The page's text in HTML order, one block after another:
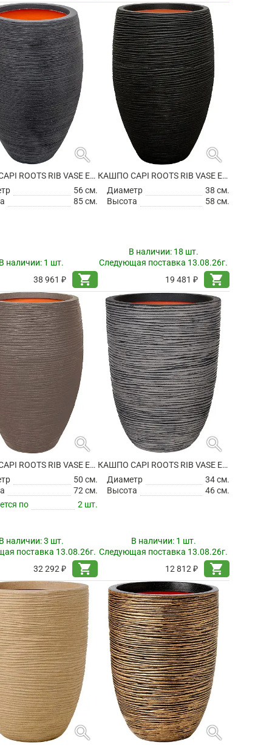
search
КАШПО CAPI ROOTS RIB VASE ELEGANT DELUXE BLACK
56 см.
85 см.
наличии: 1 шт.
38 961 ₽
shopping_cart
search
КАШПО CAPI ROOTS RIB VASE ELEGANT DELUXE BLACK
Диаметр
38 см.
Высота
58 см.
В наличии: 18 шт.
Следующая поставка 13.08.26г.
19 481 ₽
shopping_cart
search
КАШПО CAPI ROOTS RIB VASE ELEGANT DELUXE WARM TAUPE
50 см.
72 см.
по
2 шт.
наличии:3 шт.
поставка 13.08.26г.
32 292 ₽
shopping_cart
search
КАШПО CAPI ROOTS RIB VASE ELEGANT LOW ANTHRACITE
Диаметр
34 см.
Высота
46 см.
В наличии: 1 шт.
Следующая поставка 13.08.26г.
12 812 ₽
shopping_cart
search search